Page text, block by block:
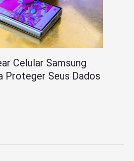
Celular Samsung
Proteger Seus Dados